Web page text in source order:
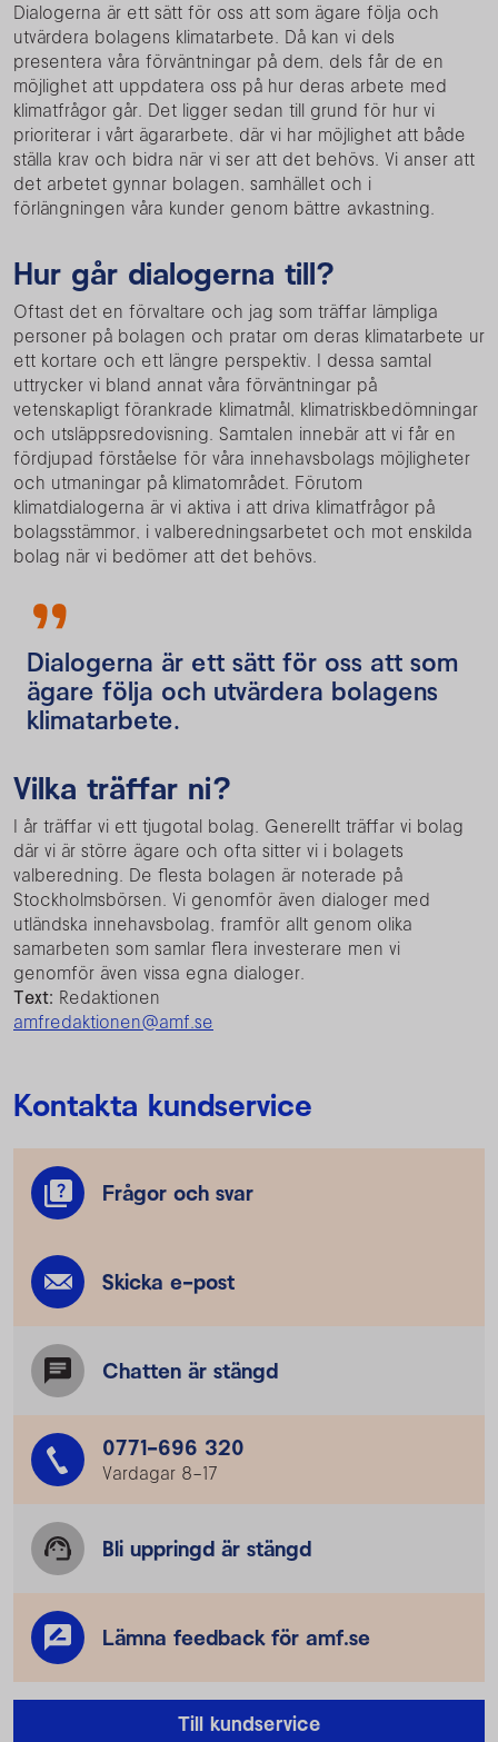
Dialogerna är ett sätt för oss att som ägare följa och
utvärdera bolagens klimatarbete. Då kan vi dels
presentera våra förväntningar på dem, dels får de en
möjlighet att uppdatera oss på hur deras arbete med
klimatfrågor går. Det ligger sedan till grund för hur vi
prioriterar i vårt ägararbete, där vi har möjlighet att både
ställa krav och bidra när vi ser att det behövs. Vi anser att
det arbetet gynnar bolagen, samhället och i
förlängningen våra kunder genom bättre avkastning.
Hur går dialogerna till?
Oftast det en förvaltare och jag som träffar lämpliga
personer på bolagen och pratar om deras klimatarbete ur
ett kortare och ett längre perspektiv. I dessa samtal
uttrycker vi bland annat våra förväntningar på
vetenskapligt förankrade klimatmål, klimatriskbedömningar
och utsläppsredovisning. Samtalen innebär att vi får en
fördjupad förståelse för våra innehavsbolags möjligheter
och utmaningar på klimatområdet. Förutom
klimatdialogerna är vi aktiva i att driva klimatfrågor på
bolagsstämmor, i valberedningsarbetet och mot enskilda
bolag när vi bedömer att det behövs.
Dialogerna är ett sätt för oss att som
ägare följa och utvärdera bolagens
klimatarbete.
Vilka träffar ni?
I år träffar vi ett tjugotal bolag. Generellt träffar vi bolag
där vi är större ägare och ofta sitter vi i bolagets
valberedning. De flesta bolagen är noterade på
Stockholmsbörsen. Vi genomför även dialoger med
utländska innehavsbolag, framför allt genom olika
samarbeten som samlar flera investerare men vi
genomför även vissa egna dialoger.
Text: Redaktionen
amfredaktionen@amf.se
Kontakta kundservice
Frågor och svar
Skicka e-post
Chatten är stängd
0771-696 320
Vardagar 8–17
Bli uppringd är stängd
Lämna feedback för amf.se
Till kundservice